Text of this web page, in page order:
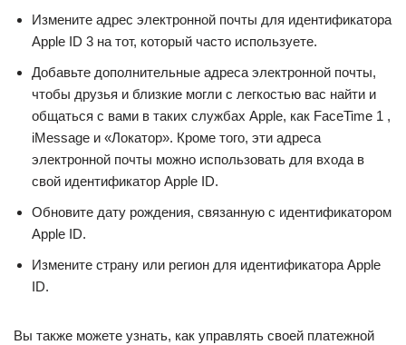
Измените адрес электронной почты для идентификатора
Apple ID 3 на тот, который часто используете.
Добавьте дополнительные адреса электронной почты,
чтобы друзья и близкие могли с легкостью вас найти и
общаться с вами в таких службах Apple, как FaceTime 1 ,
iMessage и «Локатор». Кроме того, эти адреса
электронной почты можно использовать для входа в
свой идентификатор Apple ID.
Обновите дату рождения, связанную с идентификатором
Apple ID.
Измените страну или регион для идентификатора Apple
ID.
Вы также можете узнать, как управлять своей платежной